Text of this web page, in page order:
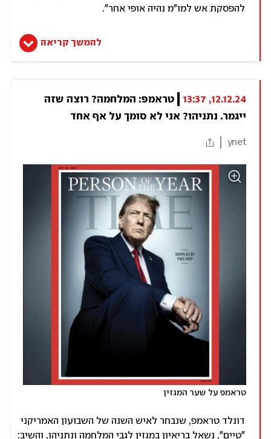
להפסקת אש למו"מ נהיה אופי אחר".
להמשך קריאה
12.12.24, 13:37
ייגמר. נתניהו? אני לא סומך על אף אחד
ynet
טראמפ על שער המגזין
דונלד טראמפ, שנבחר לאיש השנה של השבועון האמריקני
"טיים", נשאל בריאיון במגזין לגבי המלחמה ונתניהו, והשיב: